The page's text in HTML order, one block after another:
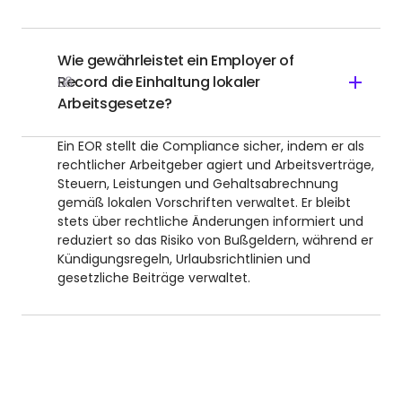
08
Wie gewährleistet ein Employer of
Record die Einhaltung lokaler
Arbeitsgesetze?
Ein EOR stellt die Compliance sicher, indem er als
rechtlicher Arbeitgeber agiert und Arbeitsverträge,
Steuern, Leistungen und Gehaltsabrechnung
gemäß lokalen Vorschriften verwaltet. Er bleibt
stets über rechtliche Änderungen informiert und
reduziert so das Risiko von Bußgeldern, während er
Kündigungsregeln, Urlaubsrichtlinien und
gesetzliche Beiträge verwaltet.